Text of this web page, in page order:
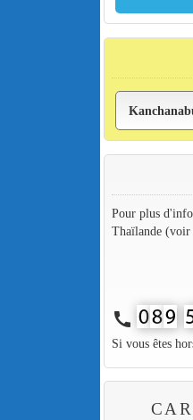
Pour plus
Thaïlande (voir
call
Si vous êtes